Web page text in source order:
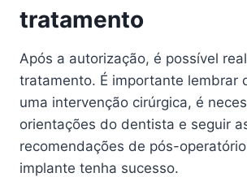
tratamento
Após a autorização, é possível
tratamento. É importante lembrar
uma intervenção cirúrgica, é
orientações do dentista e seguir
recomendações de pós-
implante tenha sucesso.